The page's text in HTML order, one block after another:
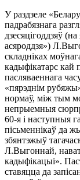
У раздзеле
падрабязнага
дзесяцігоддзяў
асяроддзя»)
складніках
кадыфікатарс кай
пасляваеннага
«пярэднім
нормаў, між тым
непрыемныя
60-я і наступныя
пісьменнікаў да
збянтэжыў
Л.Выгоннай,
кадыфікацыі».
ставяцца да